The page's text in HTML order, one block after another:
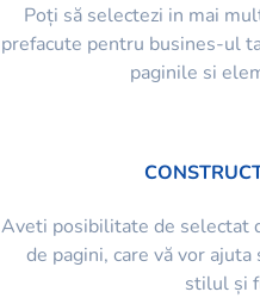
Poți să selectezi in mai
prefacute pentru busines-ul
paginile si
Aveti posibilitate de selectat
de pagini, care vă vor ajuta
stilul și